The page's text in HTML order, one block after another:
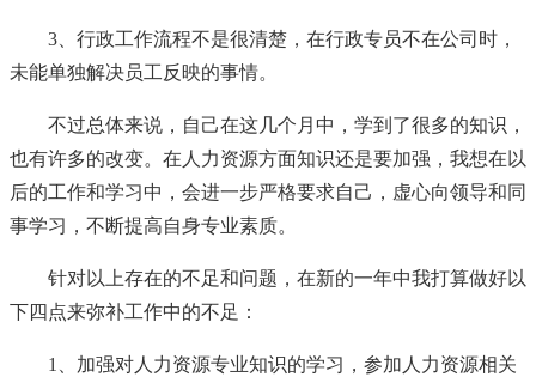
3、行政工作流程不是很清楚，在行政专员不在公司时，
未能单独解决员工反映的事情。
不过总体来说，自己在这几个月中，学到了很多的知识，
也有许多的改变。在人力资源方面知识还是要加强，我想在以
后的工作和学习中，会进一步严格要求自己，虚心向领导和同
事学习，不断提高自身专业素质。
针对以上存在的不足和问题，在新的一年中我打算做好以
下四点来弥补工作中的不足：
1、加强对人力资源专业知识的学习，参加人力资源相关